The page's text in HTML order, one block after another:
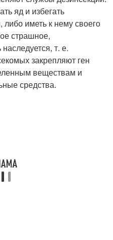
яд и избегать
иметь к нему своего
страшное,
т. е.
закрепляют ген
веществам и
средства.